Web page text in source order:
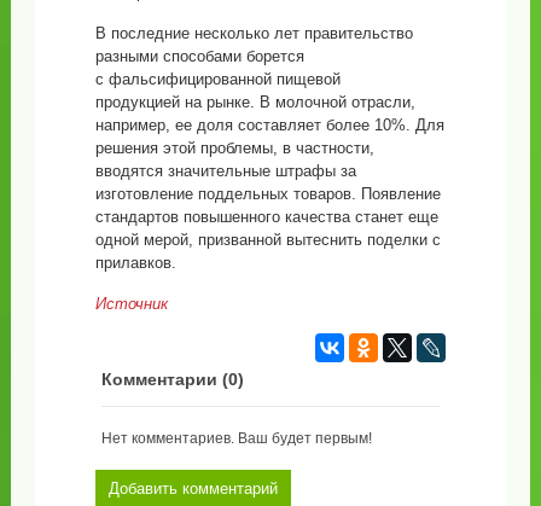
В последние несколько лет правительство
разными способами борется
с фальсифицированной пищевой
продукцией на рынке. В молочной отрасли,
например, ее доля составляет более 10%. Для
решения этой проблемы, в частности,
вводятся значительные штрафы за
изготовление поддельных товаров. Появление
стандартов повышенного качества станет еще
одной мерой, призванной вытеснить поделки с
прилавков.
Источник
Комментарии (0)
Нет комментариев. Ваш будет первым!
Добавить комментарий